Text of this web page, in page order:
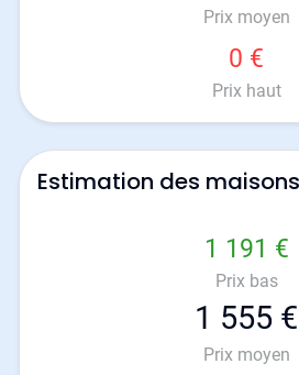
Prix moyen
0 €
Prix haut
Estimation des
1 191 €
Prix bas
1 555 €
Prix moyen